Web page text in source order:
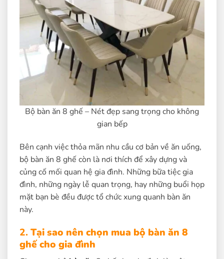
Bộ bàn ăn 8 ghế – Nét đẹp sang trọng cho không
gian bếp
Bên cạnh việc thỏa mãn nhu cầu cơ bản về ăn uống,
bộ bàn ăn 8 ghế còn là nơi thích để xây dựng và
củng cố mối quan hệ gia đình. Những bữa tiệc gia
đình, những ngày lễ quan trọng, hay những buổi họp
mặt bạn bè đều được tổ chức xung quanh bàn ăn
này.
2.Tại sao nên chọn mua bộ bàn ăn 8
ghế cho gia đình